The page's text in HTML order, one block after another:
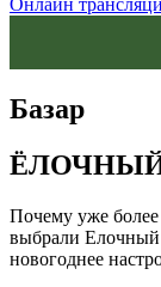
Онлайн
Базар
ЁЛОЧНЫЙ
Почему уже
выбрали Елочный
новогоднее